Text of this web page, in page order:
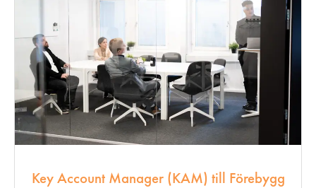
Key Account Manager (KAM) till Förebygg